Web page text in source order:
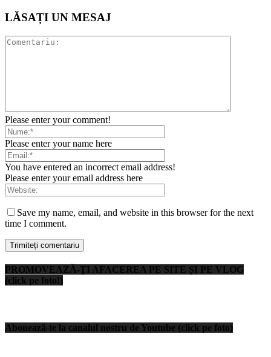
LĂSAȚI UN MESAJ
Please enter your comment!
Please enter your name here
You have entered an incorrect email address!
Please enter your email address here
Save my name, email, and website in this browser for the next
time I comment.
PROMOVEAZĂ-ȚI AFACEREA PE SITE ȘI PE VLOG
(click pe foto!)
Abonează-te la canalul nostru de Youtube (click pe foto)